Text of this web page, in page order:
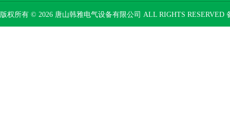
版权所有 © 2026 唐山韩雅电气设备有限公司 ALL RIGHTS RESERVED